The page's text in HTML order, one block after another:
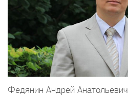
Федянин Андрей Анатольевич